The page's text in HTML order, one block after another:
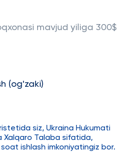
mavjud yiliga 300$
(og'zaki)
siz, Ukraina Hukumati
Xalqaro Talaba sifatida,
ishlash imkoniyatingiz bor.